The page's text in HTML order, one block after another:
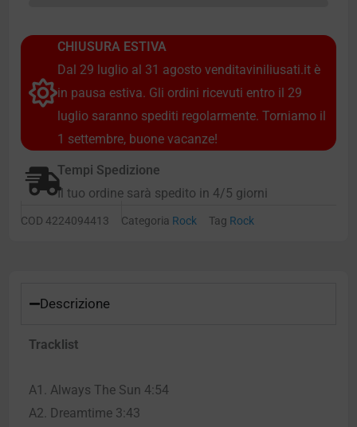
CHIUSURA ESTIVA
Dal 29 luglio al 31 agosto venditaviniliusati.it è
in pausa estiva. Gli ordini ricevuti entro il 29
luglio saranno spediti regolarmente. Torniamo il
1 settembre, buone vacanze!
Tempi Spedizione
Il tuo ordine sarà spedito in 4/5 giorni
COD 4224094413 Categoria Rock Tag Rock
Descrizione
Tracklist
A1. Always The Sun 4:54
A2. Dreamtime 3:43